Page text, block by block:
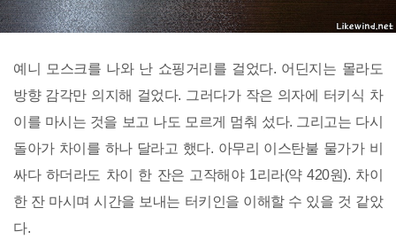
예니 모스크를 나와 난 쇼핑거리를 걸었다. 어딘지는 몰라도
방향 감각만 의지해 걸었다. 그러다가 작은 의자에 터키식 차
이를 마시는 것을 보고 나도 모르게 멈춰 섰다. 그리고는 다시
돌아가 차이를 하나 달라고 했다. 아무리 이스탄불 물가가 비
싸다 하더라도 차이 한 잔은 고작해야 1리라(약 420원). 차이
한 잔 마시며 시간을 보내는 터키인을 이해할 수 있을 것 같았
다.